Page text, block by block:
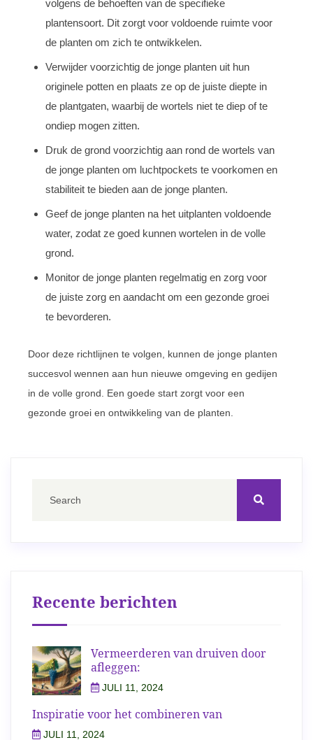
volgens de behoeften van de specifieke
plantensoort. Dit zorgt voor voldoende ruimte voor
de planten om zich te ontwikkelen.
Verwijder voorzichtig de jonge planten uit hun
originele potten en plaats ze op de juiste diepte in
de plantgaten, waarbij de wortels niet te diep of te
ondiep mogen zitten.
Druk de grond voorzichtig aan rond de wortels van
de jonge planten om luchtpockets te voorkomen en
stabiliteit te bieden aan de jonge planten.
Geef de jonge planten na het uitplanten voldoende
water, zodat ze goed kunnen wortelen in de volle
grond.
Monitor de jonge planten regelmatig en zorg voor
de juiste zorg en aandacht om een gezonde groei
te bevorderen.
Door deze richtlijnen te volgen, kunnen de jonge planten
succesvol wennen aan hun nieuwe omgeving en gedijen
in de volle grond. Een goede start zorgt voor een
gezonde groei en ontwikkeling van de planten.
Recente berichten
Vermeerderen van druiven door
afleggen:
JULI 11, 2024
Inspiratie voor het combineren van
JULI 11, 2024